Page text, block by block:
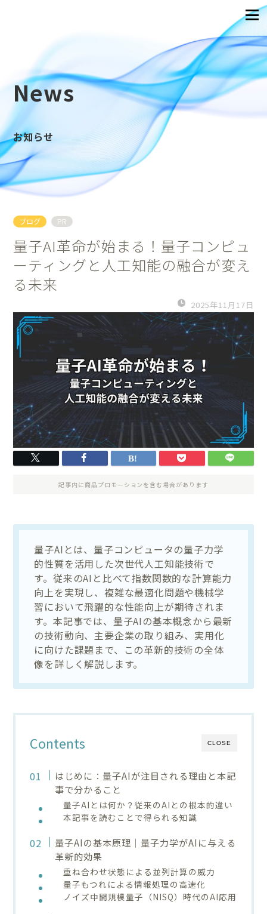
News
お知らせ
ブログ PR
量子AI革命が始まる！量子コンピュ
ーティングと人工知能の融合が変え
る未来
2025年11月17日
記事内に商品プロモーションを含む場合があります
量子AIとは、量子コンピュータの量子力学
的性質を活用した次世代人工知能技術で
す。従来のAIと比べて指数関数的な計算能力
向上を実現し、複雑な最適化問題や機械学
習において飛躍的な性能向上が期待されま
す。本記事では、量子AIの基本概念から最新
の技術動向、主要企業の取り組み、実用化
に向けた課題まで、この革新的技術の全体
像を詳しく解説します。
CLOSE
Contents
はじめに：量子AIが注目される理由と本記
事で分かること
量子AIとは何か？従来のAIとの根本的違い
本記事を読むことで得られる知識
量子AIの基本原理｜量子力学がAIに与える
革新的効果
重ね合わせ状態による並列計算の威力
量子もつれによる情報処理の高速化
ノイズ中間規模量子（NISQ）時代のAI応用